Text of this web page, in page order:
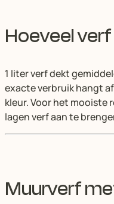
Hoeveel
1 liter verf dekt
exacte verbruik hangt
kleur. Voor het mooiste
lagen verf aan te
Muurverf